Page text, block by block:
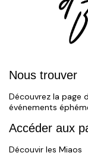
Nous trouver
Découvrez la page
événements
Accéder aux
Découvir les Miaos